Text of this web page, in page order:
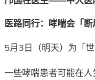
医路同行：哮喘会「断
5月3日（明天）为「
一些哮喘患者可能在